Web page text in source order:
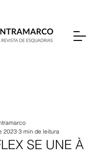
SE UNE À
2023 3 min de leitura